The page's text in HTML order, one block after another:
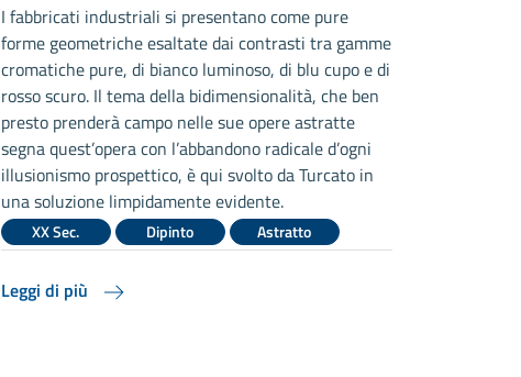
I fabbricati industriali si presentano come pure
forme geometriche esaltate dai contrasti tra gamme
cromatiche pure, di bianco luminoso, di blu cupo e di
rosso scuro. Il tema della bidimensionalità, che ben
presto prenderà campo nelle sue opere astratte
segna quest’opera con l’abbandono radicale d’ogni
illusionismo prospettico, è qui svolto da Turcato in
una soluzione limpidamente evidente.
XX Sec. Dipinto Astratto
Leggi di più